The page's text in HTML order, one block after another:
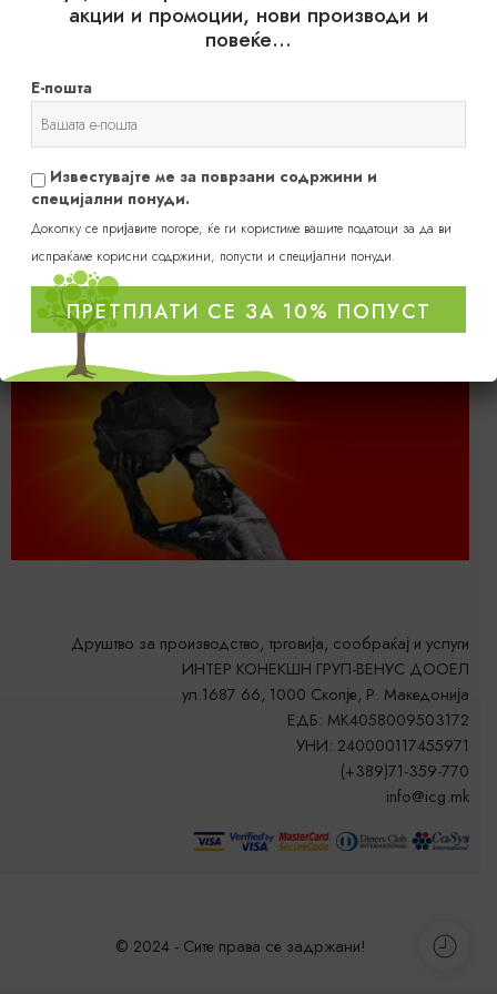
probotalife
Друштво за производство, трговија, сообраќај и услуги
ИНТЕР КОНЕКШН ГРУП-ВЕНУС ДООЕЛ
ул.1687 66, 1000 Скопје, Р. Македонија
ЕДБ: MK4058009503172
УНИ: 240000117455971
(+389)71-359-770
info@icg.mk
© 2024 - Сите права се задржани!
акции и промоции, нови производи и
повеќе…
Е-пошта
Известувајте ме за поврзани содржини и
специјални понуди.
Доколку се пријавите погоре, ќе ги користиме вашите податоци за да ви
испраќаме корисни содржини, попусти и специјални понуди.
ПРЕТПЛАТИ СЕ ЗА 10% ПОПУСТ